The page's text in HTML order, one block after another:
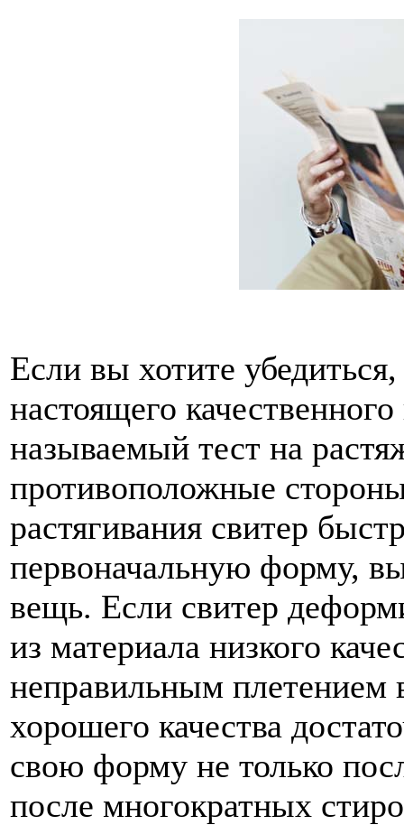
Если вы хотите
настоящего
называемый тест на
противоположные
растягивания свитер
первоначальную форму,
вещь. Если свитер
из материала низкого
неправильным
хорошего качества
свою форму не только
после многократных